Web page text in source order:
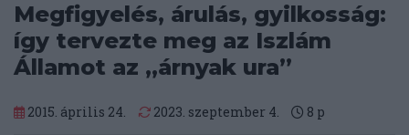
Megfigyelés, árulás, gyilkosság:
így tervezte meg az Iszlám
Államot az „árnyak ura”
2015. április 24. 2023. szeptember 4. 8 p